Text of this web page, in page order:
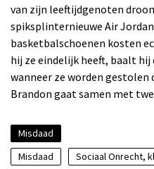
van zijn leeftijdgenoten
spiksplinternieuwe Air
basketbalschoenen kosten
hij ze eindelijk heeft, baalt hij
wanneer ze worden
Brandon gaat samen met
Misdaad
Misdaad
Sociaal Onrecht,